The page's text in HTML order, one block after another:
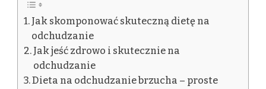
Jak skomponować skuteczną dietę na
odchudzanie
Jak jeść zdrowo i skutecznie na
odchudzanie
Dieta na odchudzanie brzucha – proste